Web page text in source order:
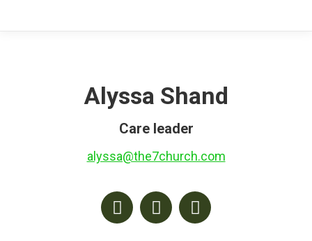
Alyssa Shand
Care leader
alyssa@the7church.com
Facebook
TwitterInstagram